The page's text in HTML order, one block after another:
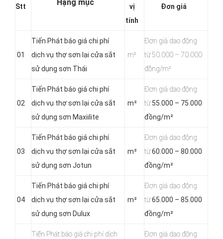
Stt Hạng mục
vị
tính
Đơn giá
01
Tiến Phát báo giá chi phí
dịch vụ thợ sơn lại cửa sắt
sử dụng sơn Thái
m²
Đơn giá dao động
từ 50.000 – 70.000
đồng/m²
02
Tiến Phát báo giá chi phí
dịch vụ thợ sơn lại cửa sắt
sử dụng sơn Maxiilite
m²
Đơn giá dao động
từ55.000 – 75.000
đồng/m²
03
Tiến Phát báo giá chi phí
dịch vụ thợ sơn lại cửa sắt
sử dụng sơn Jotun
m²
Đơn giá dao động
từ60.000 – 80.000
đồng/m²
04
Tiến Phát báo giá chi phí
dịch vụ thợ sơn lại cửa sắt
sử dụng sơn Dulux
m²
Đơn giá dao động
từ65.000 – 85.000
đồng/m²
Tiến Phát báo giá chi phí dịch
Đơn giá dao động